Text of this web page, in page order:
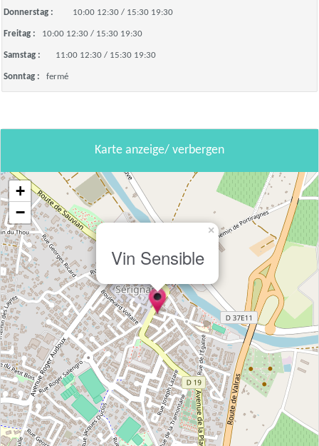
Donnerstag : 10:00 12:30 / 15:30 19:30
Freitag : 10:00 12:30 / 15:30 19:30
Samstag : 11:00 12:30 / 15:30 19:30
Sonntag : fermé
Karte anzeige/ verbergen
Vin Sensible
×
+
−